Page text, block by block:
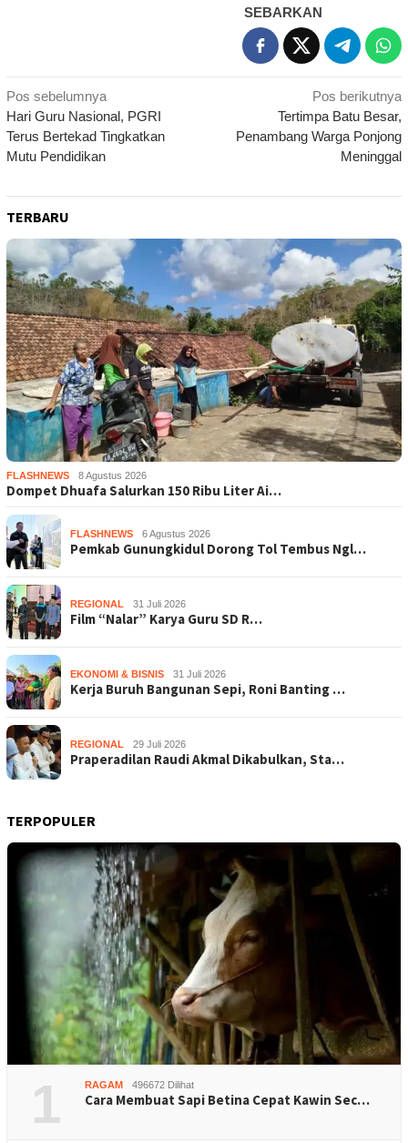
SEBARKAN
Navigasi
pos
Pos sebelumnya
Hari Guru Nasional, PGRI
Terus Bertekad Tingkatkan
Mutu Pendidikan
Pos berikutnya
Tertimpa Batu Besar,
Penambang Warga Ponjong
Meninggal
TERBARU
FLASHNEWS 8 Agustus 2026
Dompet Dhuafa Salurkan 150 Ribu Liter Ai…
FLASHNEWS 6 Agustus 2026
Pemkab Gunungkidul Dorong Tol Tembus Ngl…
REGIONAL 31 Juli 2026
Film “Nalar” Karya Guru SD R…
EKONOMI & BISNIS 31 Juli 2026
Kerja Buruh Bangunan Sepi, Roni Banting …
REGIONAL 29 Juli 2026
Praperadilan Raudi Akmal Dikabulkan, Sta…
TERPOPULER
1 RAGAM 496672 Dilihat
Cara Membuat Sapi Betina Cepat Kawin Sec…